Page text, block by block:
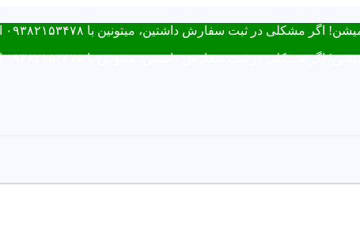
داشتین، میتونین با ۰۹۳۸۲۱۵۳۴۷۸ از طریق روبیکا یا تماس در ارتباط باشید.
داشتین، میتونین با ۰۹۳۸۲۱۵۳۴۷۸ از طریق روبیکا یا تماس در ارتباط باشید.